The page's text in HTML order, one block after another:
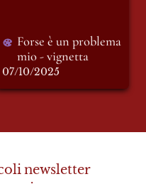
Forse è un problema
mio - vignetta
07/10/2025
newsletter